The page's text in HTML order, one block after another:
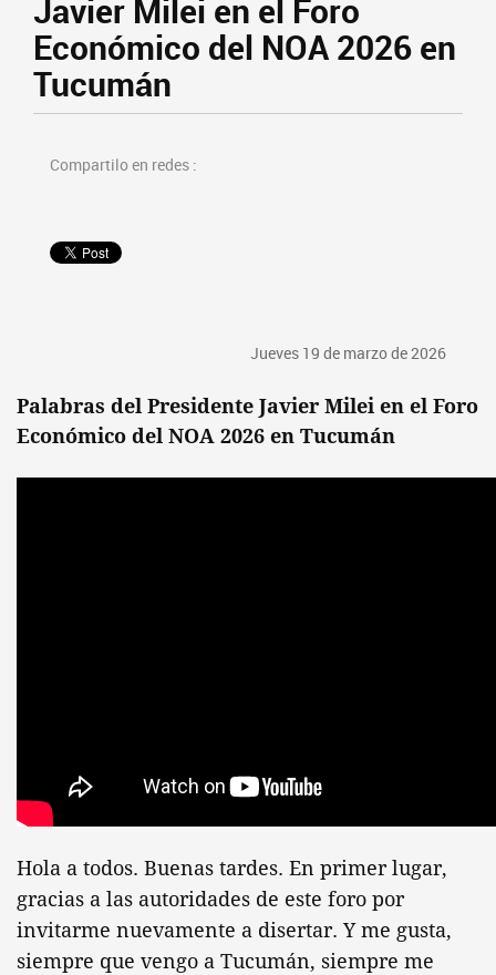
Javier Milei en el Foro
Económico del NOA 2026 en
Tucumán
Compartilo en redes :
Jueves 19 de marzo de 2026
Palabras del Presidente Javier Milei en el Foro
Económico del NOA 2026 en Tucumán
Hola a todos. Buenas tardes. En primer lugar,
gracias a las autoridades de este foro por
invitarme nuevamente a disertar. Y me gusta,
siempre que vengo a Tucumán, siempre me